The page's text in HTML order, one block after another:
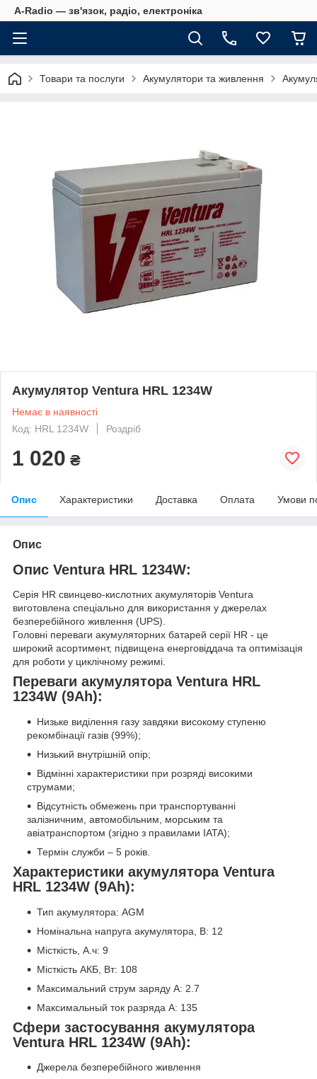
A-Radio — зв'язок, радіо, електроніка
Товари та послуги Акумулятори та живлення
Акумулятор Ventura HRL 1234W
Немає в наявності
Код: HRL 1234W
Роздріб
1 020 ₴
Опис Характеристики Доставка Оплата Умови
Опис
Опис Ventura HRL 1234W:
Серія HR свинцево-кислотних акумуляторів Ventura
виготовлена ​​спеціально для використання у джерелах
безперебійного живлення (UPS).
Головні переваги акумуляторних батарей серії HR - це
широкий асортимент, підвищена енерговіддача та оптимізація
для роботи у циклічному режимі.
Переваги акумулятора Ventura HRL
1234W (9Ah):
Низьке виділення газу завдяки високому ступеню
рекомбінації газів (99%);
Низький внутрішній опір;
Відмінні характеристики при розряді високими
струмами;
Відсутність обмежень при транспортуванні
залізничним, автомобільним, морським та
авіатранспортом (згідно з правилами IATA);
Термін служби – 5 років.
Характеристики акумулятора Ventura
HRL 1234W (9Ah):
Тип акумулятора: AGM
Номінальна напруга акумулятора, В: 12
Місткість, А.ч: 9
Місткість АКБ, Вт: 108
Максимальний струм заряду А: 2.7
Максимальный ток разряда А: 135
Сфери застосування акумулятора
Ventura HRL 1234W (9Ah):
Джерела безперебійного живлення